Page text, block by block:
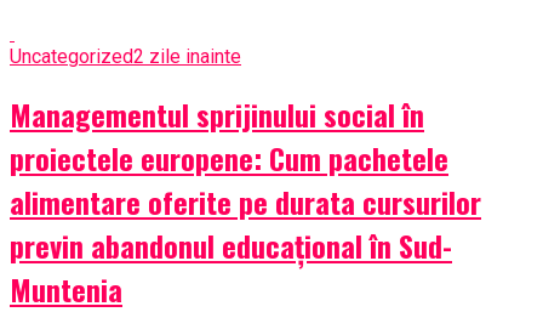
Uncategorized2 zile inainte
Managementul sprijinului social în
proiectele europene: Cum pachetele
alimentare oferite pe durata cursurilor
previn abandonul educațional în Sud-
Muntenia